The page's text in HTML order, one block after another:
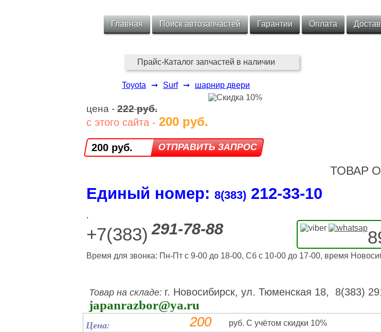
Главная Поиск автозапчастей Гарантии Оплата
Прайс-Каталог запчастей в наличии
Toyota ➞ Surf ➞ шарнир двери
цена - 222 руб.
с этого сайта - 200 руб.
200 руб.
ТОВАР
Единый номер: 8(383) 212‑33‑10
,
+7(383) 291-78-88
Время для звонка: Пн-Пт с 9-00 до 18-00, Сб с 10-00 до 17-00, время
Товар на складе: г. Новосибирск, ул. Тюменская 18, 8(383)
japanrazbor@ya.ru
Цена: 200 руб. С учётом скидки 10%